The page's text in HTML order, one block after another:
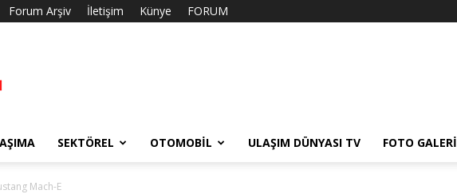
Forum Arşiv İletişim Künye FORUM
SEKTÖREL OTOMOBIL ULAŞIM DÜNYASI TV FOTO GALERI
Mach-E